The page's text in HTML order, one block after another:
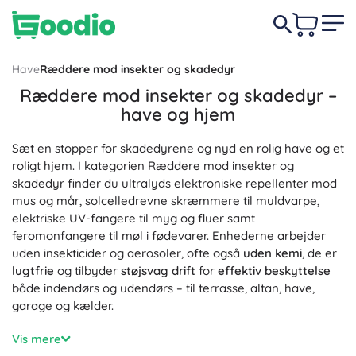
HaveRæddere mod insekter og skadedyr
Ræddere mod insekter og skadedyr –
have og hjem
Sæt en stopper for skadedyrene og nyd en rolig have og et
roligt hjem. I kategorien Ræddere mod insekter og
skadedyr finder du ultralyds elektroniske repellenter mod
mus og mår, solcelledrevne skræmmere til muldvarpe,
elektriske UV-fangere til myg og fluer samt
feromonfangere til møl i fødevarer. Enhederne arbejder
uden insekticider og aerosoler, ofte også uden kemi, de er
lugtfrie og tilbyder støjsvag drift for effektiv beskyttelse
både indendørs og udendørs – til terrasse, altan, have,
garage og kælder.
Vælg efter type skadedyr og ønsket rækkevidde:
myggeafviser, mårskrækker til bil og loft, museafviser til
Vis mere